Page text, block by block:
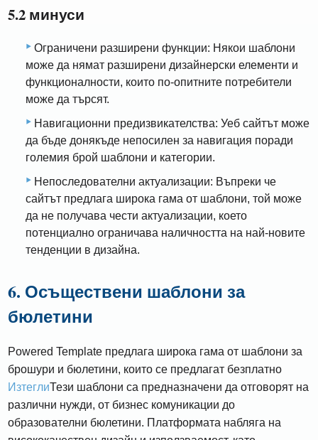
5.2 минуси
Ограничени разширени функции: Някои шаблони
може да нямат разширени дизайнерски елементи и
функционалности, които по-опитните потребители
може да търсят.
Навигационни предизвикателства: Уеб сайтът може
да бъде донякъде непосилен за навигация поради
големия брой шаблони и категории.
Непоследователни актуализации: Въпреки че
сайтът предлага широка гама от шаблони, той може
да не получава чести актуализации, което
потенциално ограничава наличността на най-новите
тенденции в дизайна.
6. Осъществени шаблони за
бюлетини
Powered Template предлага широка гама от шаблони за
брошури и бюлетини, които се предлагат безплатно
ИзтеглиТези шаблони са предназначени да отговорят на
различни нужди, от бизнес комуникации до
образователни бюлетини. Платформата набляга на